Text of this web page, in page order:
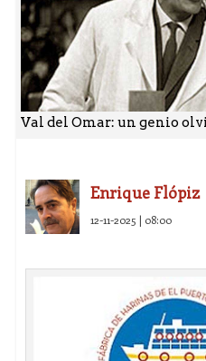
Val del Omar: un genio
Enrique Flópiz
12-11-2025 | 08:00